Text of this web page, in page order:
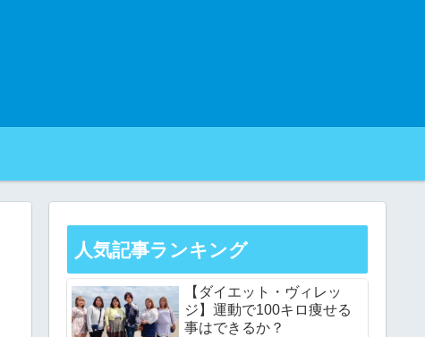
人気記事ランキング
【ダイエット・ヴィレッ
ジ】運動で100キロ痩せる
事はできるか？